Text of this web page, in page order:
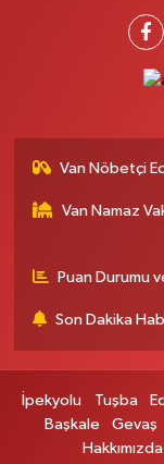
Hayat Eczanesi
Kışla Mah.Çınarlı
0 (432) 354 37 36
BAHÇELİEVLER
0 (501) 322 00 65
VANYOLU CADDESİ
0 (532) 689 22 50
Van Nöbetçi
Van Namaz
Puan Durumu
Son Dakika
İpekyolu Tuşba
Başkale
Gevaş
Hakkımızda